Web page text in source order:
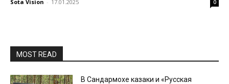
Sota Vision - 17.01.2025 0
MOST READ
В Сандармохе казаки и «Русская